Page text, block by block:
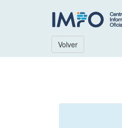
Volver